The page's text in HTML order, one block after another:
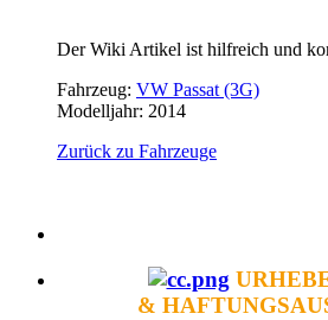
Der Wiki Artikel ist hilfreich und
Fahrzeug: VW Passat (3G)
Modelljahr: 2014
Zurück zu Fahrzeuge
&